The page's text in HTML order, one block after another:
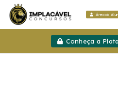
Área do
Conheça a